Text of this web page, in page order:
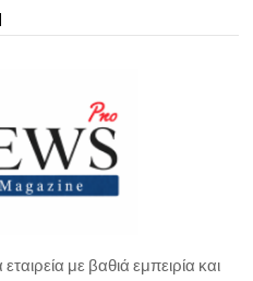
με βαθιά εμπειρία και